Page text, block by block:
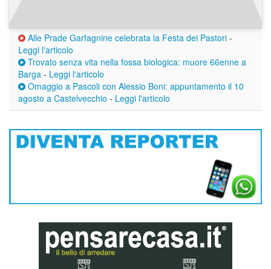
Alle Prade Garfagnine celebrata la Festa dei Pastori -
Leggi l'articolo
Trovato senza vita nella fossa biologica: muore 66enne a
Barga - Leggi l'articolo
Omaggio a Pascoli con Alessio Boni: appuntamento il 10
agosto a Castelvecchio - Leggi l'articolo